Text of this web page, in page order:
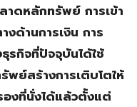
ดหลักทรัพย์ การเข้า
งด้านการเงิน การ
รกิจที่ปัจจุบันได้ใช้
พย์สร้างการเติบโตให้
องที่นั่งได้แล้วตั้งแต่